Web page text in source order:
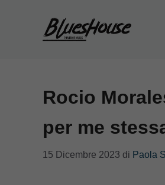
Rocio
per me
15 Dicembre 2023 di Paola